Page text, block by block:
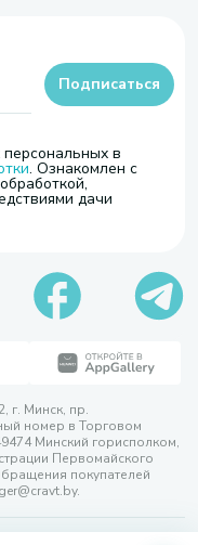
в
. Ознакомлен с
дачи
Подписаться
г. Минск, пр.
номер в Торговом
Минский горисполком,
Первомайского
покупателей